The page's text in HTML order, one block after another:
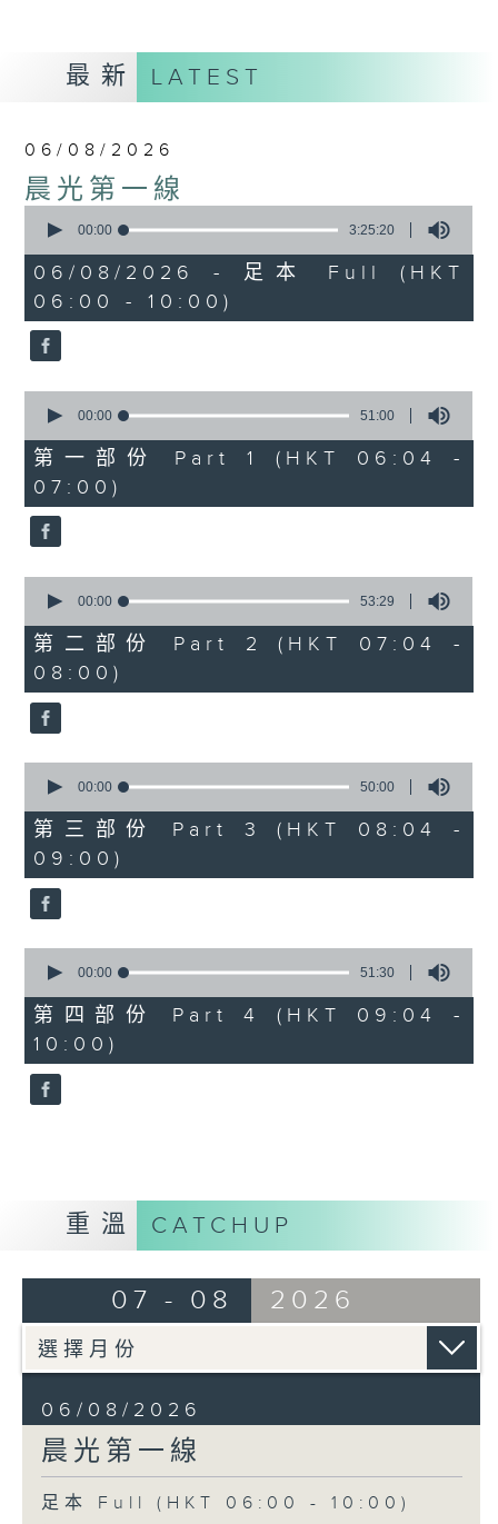
最新 LATEST
06/08/2026
晨光第一線
seconds
3
hours,
25
minutes,
20
seconds
00:00 3:25:20
06/08/2026 - 足本 Full (HKT
06:00 - 10:00)
seconds
51
minutes,
0
seconds
00:00 51:00
第一部份 Part 1 (HKT 06:04 -
07:00)
seconds
53
minutes,
29
seconds
00:00 53:29
第二部份 Part 2 (HKT 07:04 -
08:00)
seconds
50
minutes,
0
seconds
00:00 50:00
第三部份 Part 3 (HKT 08:04 -
09:00)
seconds
51
minutes,
30
seconds
00:00 51:30
第四部份 Part 4 (HKT 09:04 -
10:00)
重溫 CATCHUP
07 - 08 2026
06/08/2026
晨光第一線
足本 Full (HKT 06:00 - 10:00)